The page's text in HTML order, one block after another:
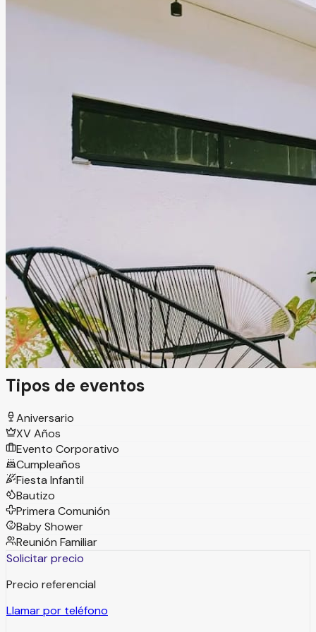
San Valentín 2CIENTOS3
Información
San Valentín 2CIENTOS3 cuenta con una amplia área
techada que puedes adaptar con total libertad según el
tamaño de tu evento. Con capacidad para 40 a 120
invitados, es el espacio ideal para celebraciones íntimas en
un ambiente cómodo, versátil y bien organizado.
Tipos de eventos
Aniversario
XV Años
Evento Corporativo
Cumpleaños
Fiesta Infantil
Bautizo
Primera Comunión
Baby Shower
Reunión Familiar
Solicitar precio
Precio referencial
Llamar por teléfono